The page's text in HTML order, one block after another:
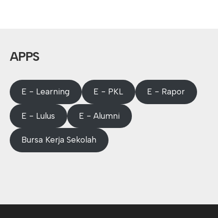
APPS
E - Learning E - PKL E - Rapor
E - Lulus E - Alumni
Bursa Kerja Sekolah